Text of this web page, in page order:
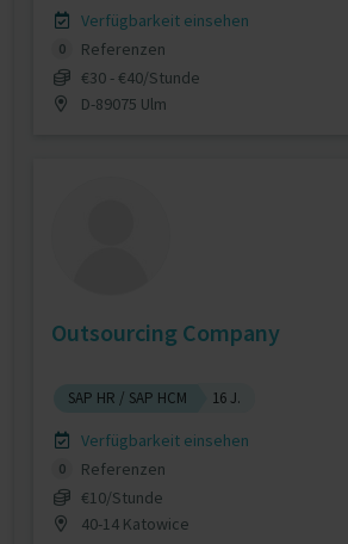
Verfügbarkeit einsehen
0
Referenzen
€30 - €40/Stunde
D-89075 Ulm
Outsourcing Company
SAP HR / SAP HCM 16 J.
Verfügbarkeit einsehen
0
Referenzen
€10/Stunde
40-14 Katowice